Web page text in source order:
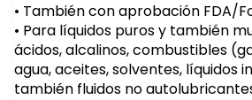
También con aprobación FDA/
Para líquidos puros y también
ácidos, alcalinos, combustibles
agua, aceites, solventes, líquidos
también fluidos no